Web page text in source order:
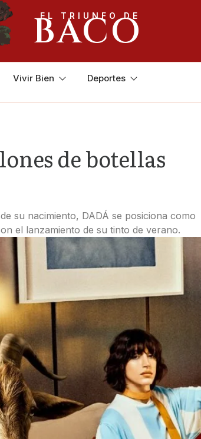
EL TRIUNFO DE
BACO
Vivir Bien Deportes
de botellas
su nacimiento, DADÁ se posiciona como
el lanzamiento de su tinto de verano.